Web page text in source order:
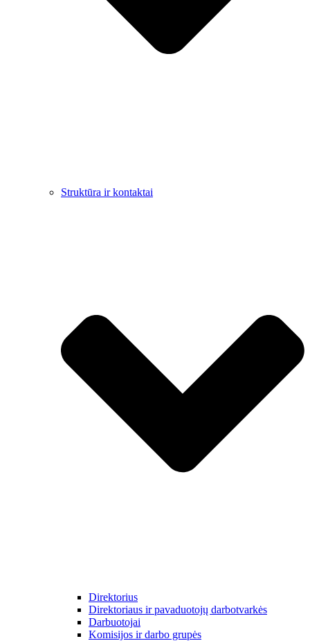
Struktūra ir kontaktai
Direktorius
Direktoriaus ir pavaduotojų darbotvarkės
Darbuotojai
Komisijos ir darbo grupės